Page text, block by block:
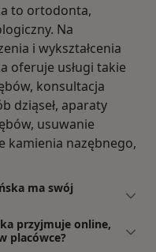
to ortodonta,
Na
i wykształcenia
oferuje usługi takie
konsultacja
dziąseł, aparaty
usuwanie
kamienia nazębnego,
ma swój
przyjmuje online,
placówce?